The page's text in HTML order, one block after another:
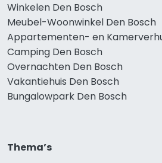
Winkelen Den Bosch
Meubel-Woonwinkel Den Bosch
Appartementen- en
Camping Den Bosch
Overnachten Den Bosch
Vakantiehuis Den Bosch
Bungalowpark Den Bosch
Thema’s